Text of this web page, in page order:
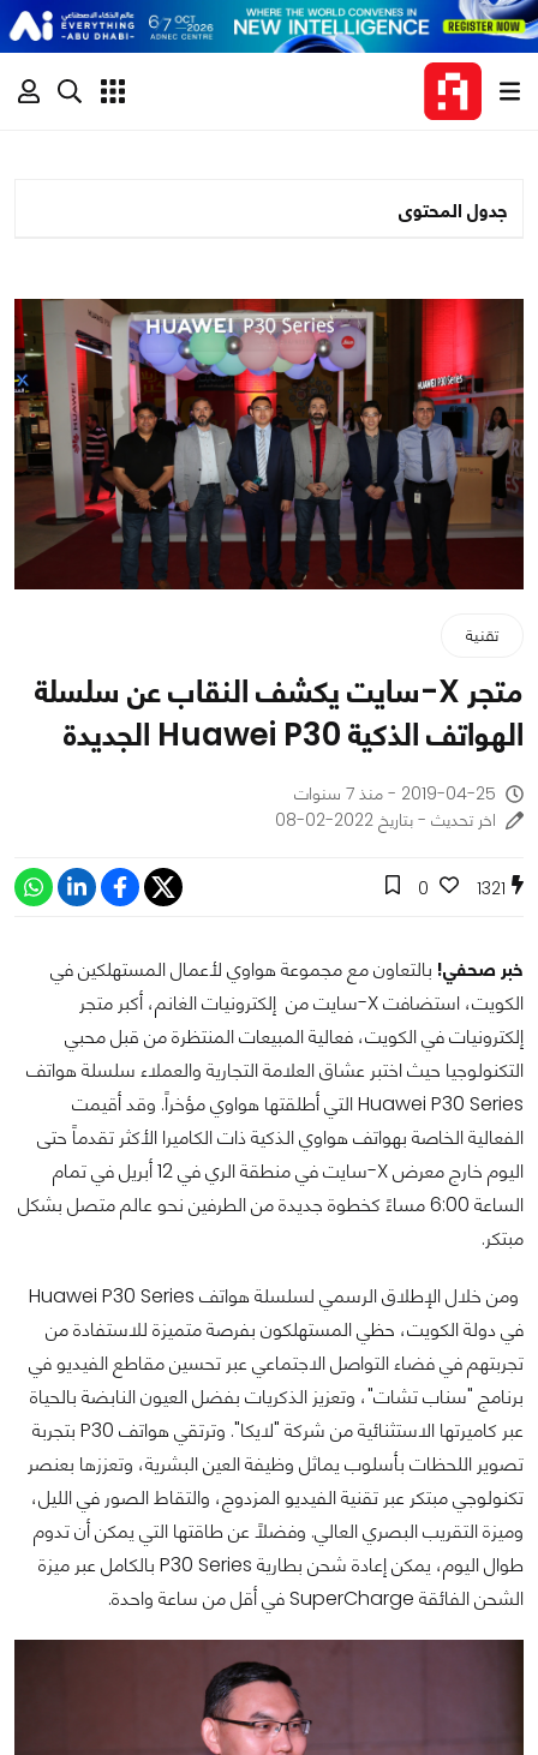
جدول المحتوى
تقنية
متجر X-سايت يكشف النقاب عن سلسلة
الهواتف الذكية Huawei P30 الجديدة
2019-04-25 - منذ 7 سنوات
اخر تحديث - بتاريخ 2022-02-08
1321
0
خبر صحفي! بالتعاون مع مجموعة هواوي لأعمال المستهلكين في
الكويت، استضافت X-سايت من إلكترونيات الغانم، أكبر متجر
إلكترونيات في الكويت، فعالية المبيعات المنتظرة من قبل محبي
التكنولوجيا حيث اختبر عشاق العلامة التجارية والعملاء سلسلة هواتف
Huawei P30 Series التي أطلقتها هواوي مؤخراً. وقد أقيمت
الفعالية الخاصة بهواتف هواوي الذكية ذات الكاميرا الأكثر تقدماً حتى
اليوم خارج معرض X-سايت في منطقة الري في 12 أبريل في تمام
الساعة 6:00 مساءً كخطوة جديدة من الطرفين نحو عالم متصل بشكل
مبتكر.
ومن خلال الإطلاق الرسمي لسلسلة هواتف Huawei P30 Series
في دولة الكويت، حظي المستهلكون بفرصة متميزة للاستفادة من
تجربتهم في فضاء التواصل الاجتماعي عبر تحسين مقاطع الفيديو في
برنامج "سناب تشات"، وتعزيز الذكريات بفضل العيون النابضة بالحياة
عبر كاميرتها الاستثنائية من شركة "لايكا". وترتقي هواتف P30 بتجربة
تصوير اللحظات بأسلوب يماثل وظيفة العين البشرية، وتعززها بعنصر
تكنولوجي مبتكر عبر تقنية الفيديو المزدوج، والتقاط الصور في الليل،
وميزة التقريب البصري العالي. وفضلاً عن طاقتها التي يمكن أن تدوم
طوال اليوم، يمكن إعادة شحن بطارية P30 Series بالكامل عبر ميزة
الشحن الفائقة SuperCharge في أقل من ساعة واحدة.